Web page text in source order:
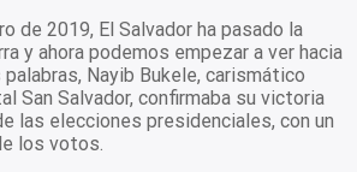
de 2019, El Salvador ha pasado la
y ahora podemos empezar a ver hacia
Nayib Bukele, carismático
San Salvador, confirmaba su victoria
las elecciones presidenciales, con un
los votos.